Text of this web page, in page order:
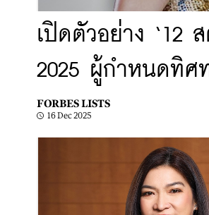
เปิดตัวอย่าง ‘12
2025 ผู้กำหนดทิศ
FORBES LISTS
16 Dec 2025